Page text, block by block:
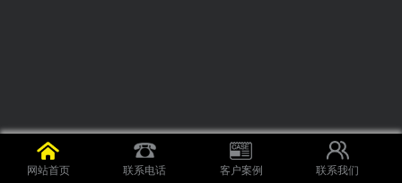
网站首页 联系电话 客户案例 联系我们